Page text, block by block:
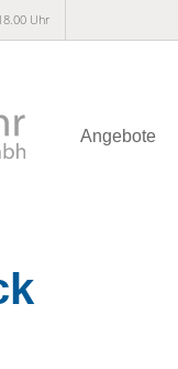
Uhr
Angebote